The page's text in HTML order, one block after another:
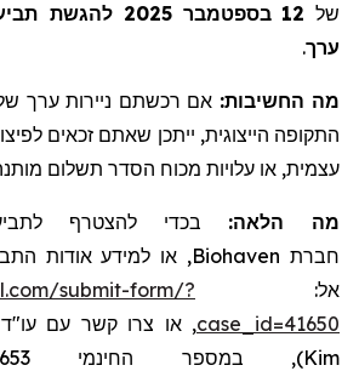
של 12 בספטמבר 2025 להגשת
ערך.
מה החשיבות: אם רכשתם ניירות ערך
התקופה הייצוגית, ייתכן שאתם זכאים
עצמית, או עלויות מכוח הסדר תשלום
מה הלאה: בכדי להצטרף
חברת Biohaven, או למידע אודות
אל: submit-form/?
case_id=41650, או צרו קשר עם
Kim